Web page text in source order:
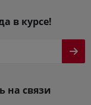
в курсе!
на связи